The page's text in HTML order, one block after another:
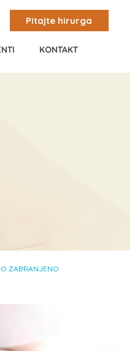
Pitajte hirurga
KONTAKT
ZABRANJENO